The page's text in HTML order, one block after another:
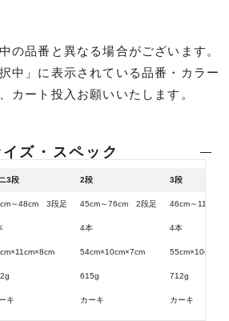
の品番と異なる場合がございます。
中」に表示されている品番・カラー
カート投入お願いいたします。
ズ・スペック
3段 2段 3段
～48cm 3段足 45cm～76cm 2段足 46cm～111cm
4本 4本
54cm×10cm×7cm
615g 712g
キ カーキ カーキ